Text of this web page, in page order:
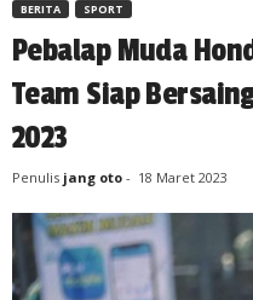
BERITA SPORT
Pebalap Muda
Team Siap
2023
Penulis jang oto - 18 Maret 2023